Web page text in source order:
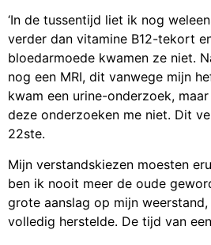
‘In de tussentijd liet ik nog
verder dan vitamine B12-tekort
bloedarmoede kwamen ze niet.
nog een MRI, dit vanwege mijn
kwam een urine-onderzoek,
deze onderzoeken me niet. Dit
22ste.
Mijn verstandskiezen moesten
ben ik nooit meer de oude
grote aanslag op mijn
volledig herstelde. De tijd van